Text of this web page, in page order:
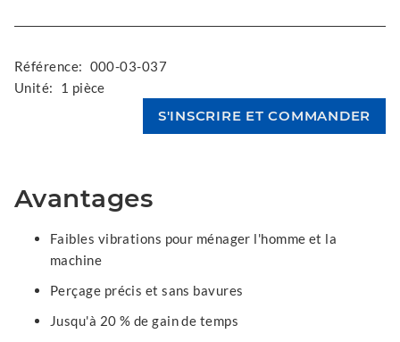
Référence: 000-03-037
Unité:
1 pièce
Avantages
Faibles vibrations pour ménager l'homme et la
machine
Perçage précis et sans bavures
Jusqu'à 20 % de gain de temps